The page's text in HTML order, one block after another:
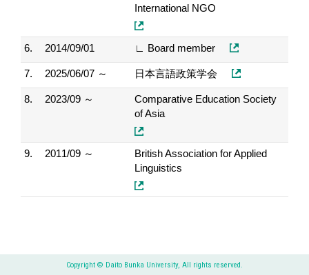
International NGO
6. 2014/09/01 ∟ Board member
7. 2025/06/07 ～ 日本言語政策学会
8. 2023/09 ～
Comparative Education Society
of Asia
9. 2011/09 ～
British Association for Applied
Linguistics
Copyright © Daito Bunka University, All rights reserved.